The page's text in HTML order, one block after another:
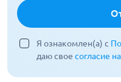
Я ознакомлен(а) с
даю свое согласие